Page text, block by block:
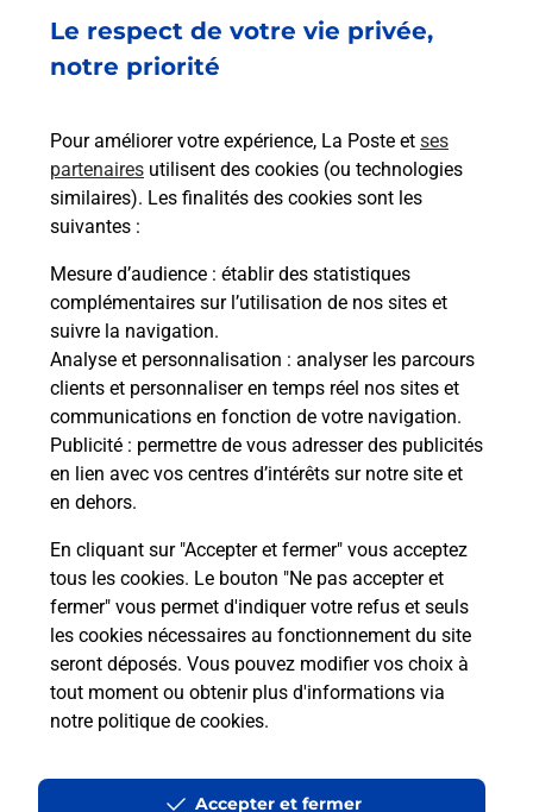
Le respect de votre vie privée,
notre priorité
Pour améliorer votre expérience, La Poste et ses
partenaires utilisent des cookies (ou technologies
similaires). Les finalités des cookies sont les
suivantes :
Mesure d’audience : établir des statistiques
complémentaires sur l’utilisation de nos sites et
suivre la navigation.
Analyse et personnalisation : analyser les parcours
clients et personnaliser en temps réel nos sites et
communications en fonction de votre navigation.
Publicité : permettre de vous adresser des publicités
en lien avec vos centres d’intérêts sur notre site et
en dehors.
En cliquant sur "Accepter et fermer" vous acceptez
tous les cookies. Le bouton "Ne pas accepter et
fermer" vous permet d'indiquer votre refus et seuls
les cookies nécessaires au fonctionnement du site
seront déposés. Vous pouvez modifier vos choix à
tout moment ou obtenir plus d'informations via
notre politique de cookies.
Accepter et fermer
La Poste
en ligne
En savoir plus
Questions fréquemment posées
Quel réseau utilise La Poste Mobile ?
Est-ce que je peux garder mon
numéro de mobile gratuitement ?
Est-ce que je peux bénéficier de la 5G
avec La Poste Mobile ?
Est-ce que je peux utiliser mon forfait